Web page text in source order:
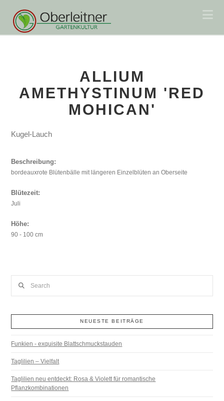
ALLIUM
AMETHYSTINUM 'RED
MOHICAN'
Kugel-Lauch
Beschreibung:
bordeauxrote Blütenbälle mit längeren Einzelblüten an Oberseite
Blütezeit:
Juli
Höhe:
90 - 100 cm
NEUESTE BEITRÄGE
Funkien - exquisite Blattschmuckstauden
Taglilien – Vielfalt
Taglilien neu entdeckt: Rosa & Violett für romantische
Pflanzkombinationen